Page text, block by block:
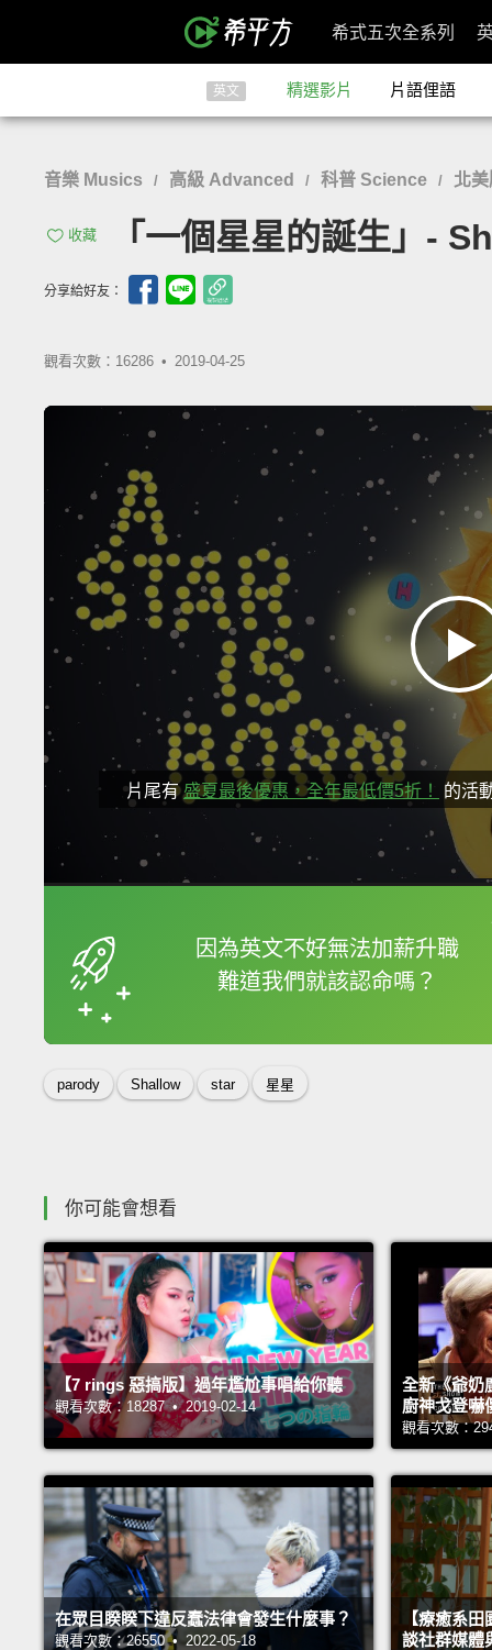
希式五次全系列
英文 精選影片 片語俚語
音樂 Musics / 高級 Advanced / 科普 Science / 北
收藏 「一個星星的誕生」-
分享給好友：
觀看次數：16286 • 2019-04-25
片尾有盛夏最後優惠，全年最低價5折！ 的活
因為英文不好無法加薪升職
難道我們就該認命嗎？
框選或點兩下字幕可
parody Shallow star 星星
你可能會想看
【7 rings 惡搞版】過年尷尬事唱給你聽
觀看次數：18287 • 2019-02-14
全新《爺奶
廚神戈登嚇
觀看次數：
在眾目睽睽下違反蠢法律會發生什麼事？
觀看次數：26550 • 2022-05-18
【療癒系
談社群媒體